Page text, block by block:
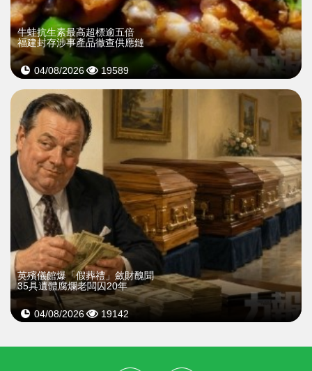
牛蛙抗生素最高超標逾五倍
福建封存涉事產品徹查供應鏈
04/08/2026 19589
英殯儀館爆「假葬禮」斂財醜聞
35具遺體腐爛老闆囚20年
04/08/2026 19142